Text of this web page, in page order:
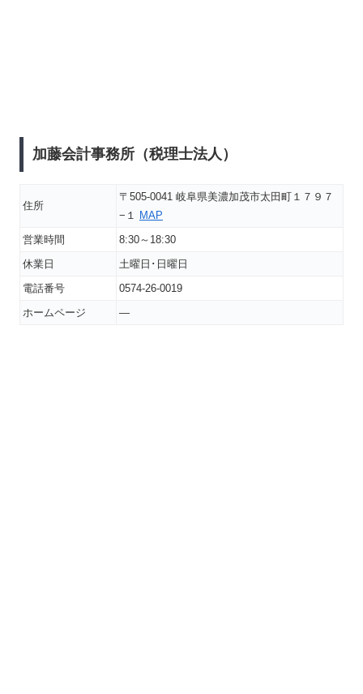
加藤会計事務所（税理士法人）
住所
〒505-0041 岐阜県美濃加茂市太田町１７９７
−１ MAP
営業時間
8:30～18:30
休業日
土曜日･日曜日
電話番号
0574-26-0019
ホームページ
―